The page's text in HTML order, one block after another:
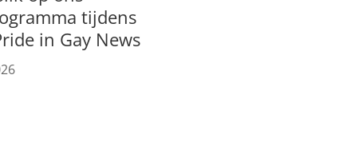
tijdens
in Gay News